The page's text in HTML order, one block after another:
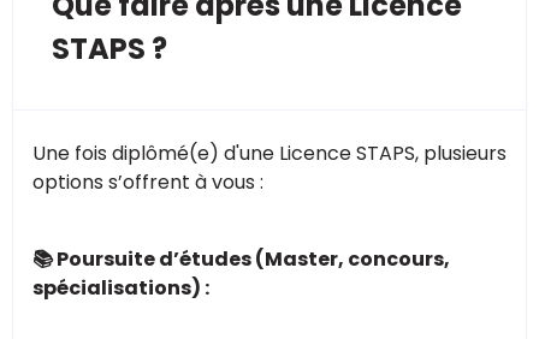
STAPS ?
Une fois diplômé(e) d'une Licence STAPS, plusieurs
options s’offrent à vous :
📚 Poursuite d’études (Master, concours,
spécialisations) :